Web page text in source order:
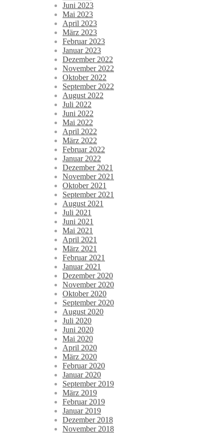
Juni 2023
Mai 2023
April 2023
März 2023
Februar 2023
Januar 2023
Dezember 2022
November 2022
Oktober 2022
September 2022
August 2022
Juli 2022
Juni 2022
Mai 2022
April 2022
März 2022
Februar 2022
Januar 2022
Dezember 2021
November 2021
Oktober 2021
September 2021
August 2021
Juli 2021
Juni 2021
Mai 2021
April 2021
März 2021
Februar 2021
Januar 2021
Dezember 2020
November 2020
Oktober 2020
September 2020
August 2020
Juli 2020
Juni 2020
Mai 2020
April 2020
März 2020
Februar 2020
Januar 2020
September 2019
März 2019
Februar 2019
Januar 2019
Dezember 2018
November 2018